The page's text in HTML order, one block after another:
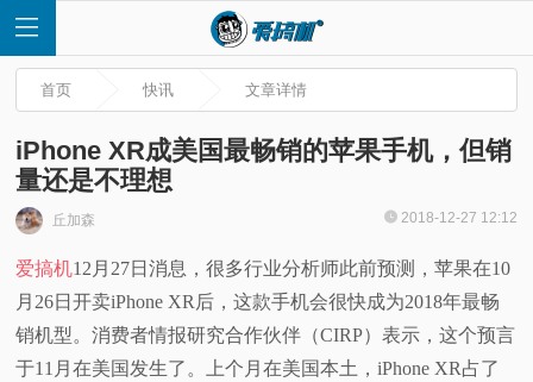
首
页
快
首页 快讯 文章详情
iPhone XR成美国最畅销的苹果手机，但销
量还是不理想
丘加森 2018-12-27 12:12
爱搞机12月27日消息，很多行业分析师此前预测，苹果在10
月26日开卖iPhone XR后，这款手机会很快成为2018年最畅
销机型。消费者情报研究合作伙伴（CIRP）表示，这个预言
于11月在美国发生了。上个月在美国本土，iPhone XR占了